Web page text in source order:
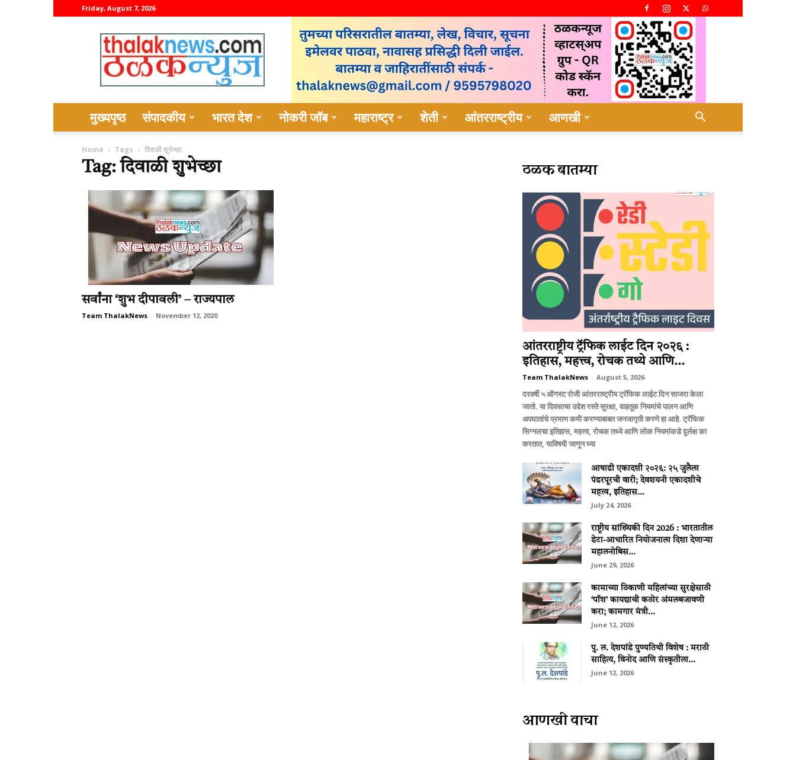
Friday, August 7, 2026
thalaknews
मुख्यपृष्ठ संपादकीय भारत देश नोकरी जॉब महाराष्ट्र शेती आंतरराष्ट्रीय आणखी
Home Tags दिवाळी शुभेच्छा
Tag: दिवाळी शुभेच्छा
सर्वांना ‘शुभ दीपावली’ – राज्यपाल
Team ThalakNews - November 12, 2020
ठळक बातम्या
आंतरराष्ट्रीय ट्रॅफिक लाईट दिन २०२६ :
इतिहास, महत्त्व, रोचक तथ्ये आणि...
Team ThalakNews - August 5, 2026
दरवर्षी ५ ऑगस्ट रोजी आंतरराष्ट्रीय ट्रॅफिक लाईट दिन साजरा केला
जातो. या दिवसाचा उद्देश रस्ते सुरक्षा, वाहतूक नियमांचे पालन आणि
अपघातांचे प्रमाण कमी करण्याबाबत जनजागृती करणे हा आहे. ट्रॅफिक
सिग्नलचा इतिहास, महत्त्व, रोचक तथ्ये आणि लोक नियमांकडे दुर्लक्ष का
करतात, याविषयी जाणून घ्या
आषाढी एकादशी २०२६: २५ जुलैला
पंढरपूरची वारी; देवशयनी एकादशीचे
महत्त्व, इतिहास...
July 24, 2026
राष्ट्रीय सांख्यिकी दिन 2026 : भारतातील
डेटा-आधारित नियोजनाला दिशा देणाऱ्या
महालनोबिस...
June 29, 2026
कामाच्या ठिकाणी महिलांच्या सुरक्षेसाठी
‘पॉश’ कायद्याची कठोर अंमलबजावणी
करा; कामगार मंत्री...
June 12, 2026
पु. ल. देशपांडे पुण्यतिथी विशेष : मराठी
साहित्य, विनोद आणि संस्कृतीला...
June 12, 2026
आणखी वाचा